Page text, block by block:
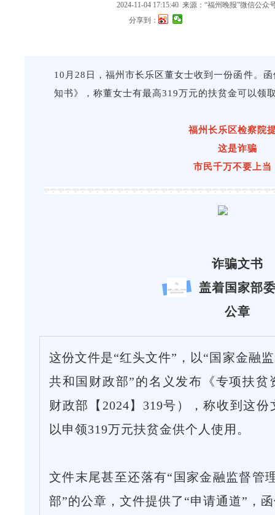
2024-11-04 17:15:40 来源：“福州晚报”微信公众
分享到：
10月28日，福州市长乐区董女士收到一份函件。
知书》 ，称董女士有最高319万元的扶贫金可以领
福州长乐区检察院
这是诈骗
市民千万不要上当
01
诈骗文书
盖着国家部
公章
这份文件是“红头文件”，以“国家金融
共和国财政部”的名义发布《专项扶
财政部【2024】319号），称收到这
以申领319万元扶贫金供个人使用。
文件末尾甚至还落有“国家金融监督管
部”的公章，文件提供了“申请通道”，